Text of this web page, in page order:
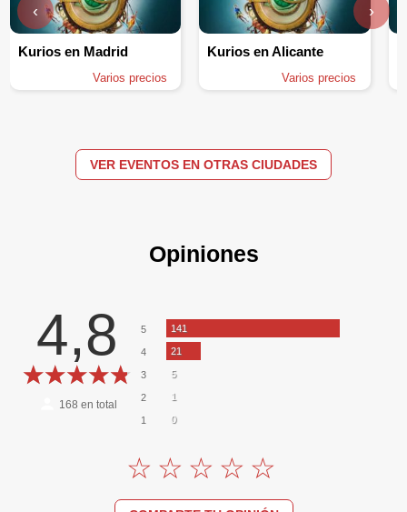
Kurios en Madrid
Varios precios
Kurios en Alicante
Varios precios
‹ ›
VER EVENTOS EN OTRAS CIUDADES
Opiniones
4,8
168 en total
5 141
4 21
3 5
2 1
1 0